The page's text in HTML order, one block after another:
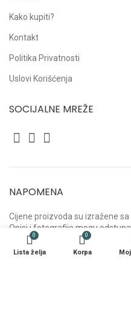
Kako kupiti?
Kontakt
Politika Privatnosti
Uslovi Korišćenja
SOCIJALNE MREŽE
NAPOMENA
Cijene proizvoda su izražene sa
Opisi i fotografije mogu
greške.
0
Lista želja
0
Korpa